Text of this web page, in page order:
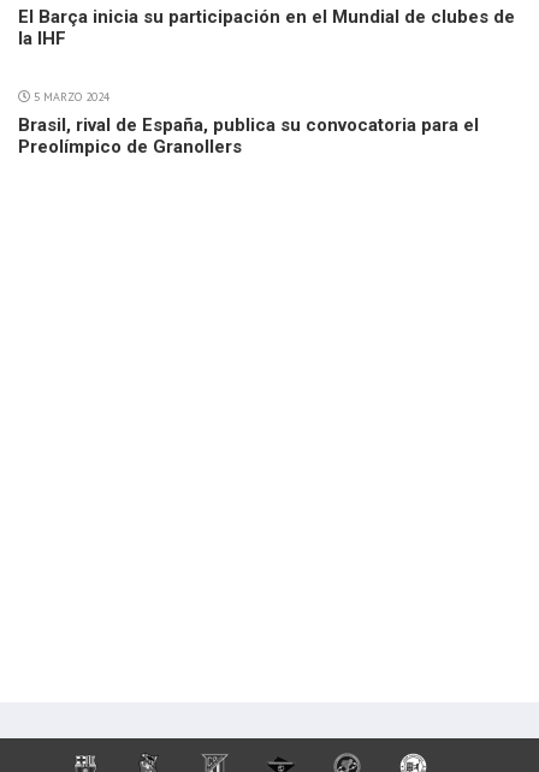
El Barça inicia su participación en el Mundial de clubes de
la IHF
5 MARZO 2024
Brasil, rival de España, publica su convocatoria para el
Preolímpico de Granollers